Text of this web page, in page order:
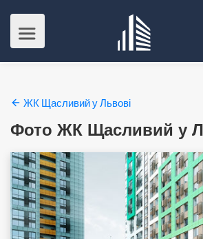
ЖК Щасливий у Львові
Фото ЖК Щасливий у